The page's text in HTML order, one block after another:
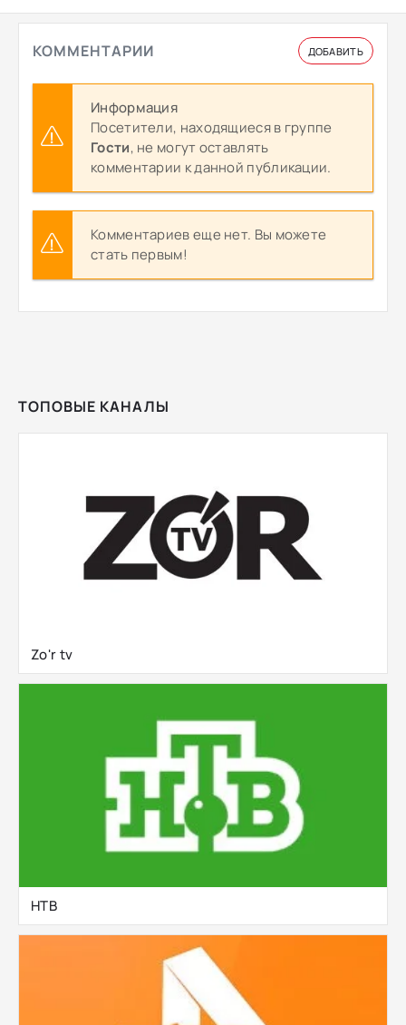
КОММЕНТАРИИ ДОБАВИТЬ
Информация
Посетители, находящиеся в группе
Гости, не могут оставлять
комментарии к данной публикации.
Комментариев еще нет. Вы можете
стать первым!
ТОПОВЫЕ КАНАЛЫ
Zo'r tv
НТВ